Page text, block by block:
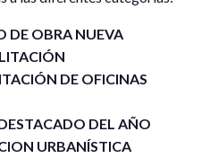
DE OBRA NUEVA
DE OFICINAS
DEL AÑO
URBANÍSTICA